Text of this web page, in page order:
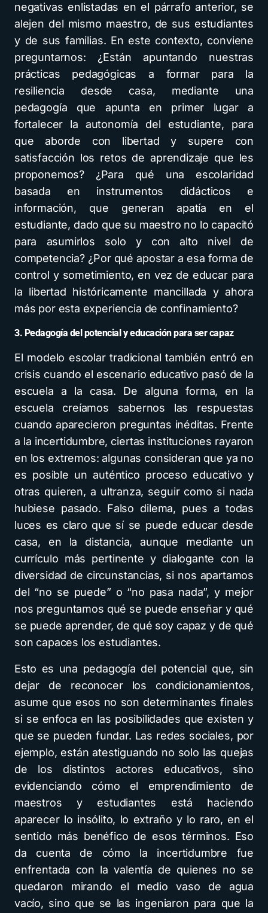
negativas enlistadas en el párrafo anterior, se
alejen del mismo maestro, de sus estudiantes
y de sus familias. En este contexto, conviene
preguntarnos: ¿Están apuntando nuestras
prácticas pedagógicas a formar para la
resiliencia desde casa, mediante una
pedagogía que apunta en primer lugar a
fortalecer la autonomía del estudiante, para
que aborde con libertad y supere con
satisfacción los retos de aprendizaje que les
proponemos? ¿Para qué una escolaridad
basada en instrumentos didácticos e
información, que generan apatía en el
estudiante, dado que su maestro no lo capacitó
para asumirlos solo y con alto nivel de
competencia? ¿Por qué apostar a esa forma de
control y sometimiento, en vez de educar para
la libertad históricamente mancillada y ahora
más por esta experiencia de confinamiento?
3. Pedagogía del potencial y educación para ser capaz
El modelo escolar tradicional también entró en
crisis cuando el escenario educativo pasó de la
escuela a la casa. De alguna forma, en la
escuela creíamos sabernos las respuestas
cuando aparecieron preguntas inéditas. Frente
a la incertidumbre, ciertas instituciones rayaron
en los extremos: algunas consideran que ya no
es posible un auténtico proceso educativo y
otras quieren, a ultranza, seguir como si nada
hubiese pasado. Falso dilema, pues a todas
luces es claro que sí se puede educar desde
casa, en la distancia, aunque mediante un
currículo más pertinente y dialogante con la
diversidad de circunstancias, si nos apartamos
del “no se puede” o “no pasa nada”, y mejor
nos preguntamos qué se puede enseñar y qué
se puede aprender, de qué soy capaz y de qué
son capaces los estudiantes.
Esto es una pedagogía del potencial que, sin
dejar de reconocer los condicionamientos,
asume que esos no son determinantes finales
si se enfoca en las posibilidades que existen y
que se pueden fundar. Las redes sociales, por
ejemplo, están atestiguando no solo las quejas
de los distintos actores educativos, sino
evidenciando cómo el emprendimiento de
maestros y estudiantes está haciendo
aparecer lo insólito, lo extraño y lo raro, en el
sentido más benéfico de esos términos. Eso
da cuenta de cómo la incertidumbre fue
enfrentada con la valentía de quienes no se
quedaron mirando el medio vaso de agua
vacío, sino que se las ingeniaron para que la